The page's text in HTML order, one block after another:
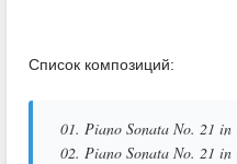
Список композиций:
01. Piano Sonata No. 21
02. Piano Sonata No. 21